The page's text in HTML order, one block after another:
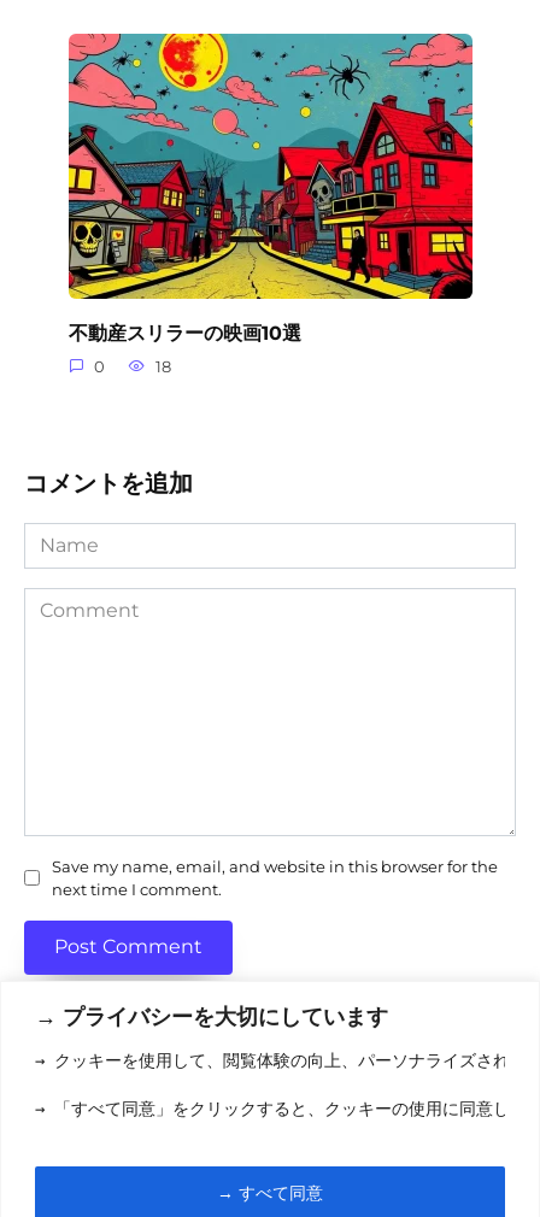
→ プライバシーを大切にしています
→ クッキーを使用して、閲覧体験の向上、パーソナライズされた
→ 「すべて同意」をクリックすると、クッキーの使用に同意した
→ すべて同意
不動産スリラーの映画10選
0 18
コメントを追加
Name
Comment
Save my name, email, and website in this browser for the
next time I comment.
利用規約(りようきやく